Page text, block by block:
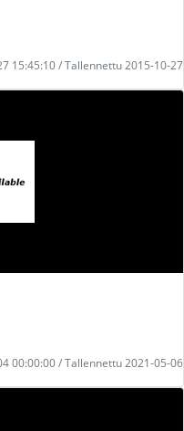
15:45:10 / Tallennettu 2015-10-27
00:00:00 / Tallennettu 2021-05-06